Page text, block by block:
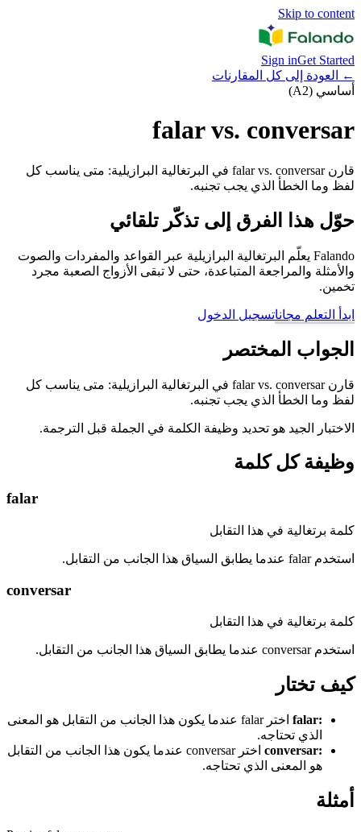
Skip to content
Sign inGet Started
←
العودة إلى كل المقارنات
أساسي (A2)
falar vs. conversar
قارن falar vs. conversar في البرتغالية البرازيلية: متى يناسب كل
لفظ وما الخطأ الذي يجب تجنبه.
حوّل هذا الفرق إلى تذكّر تلقائي
Falando يعلّم البرتغالية البرازيلية عبر القواعد والمفردات والصوت
والأمثلة والمراجعة المتباعدة، حتى لا تبقى الأزواج الصعبة مجرد
تخمين.
ابدأ التعلم مجاناتسجيل الدخول
الجواب المختصر
قارن falar vs. conversar في البرتغالية البرازيلية: متى يناسب كل
لفظ وما الخطأ الذي يجب تجنبه.
الاختبار الجيد هو تحديد وظيفة الكلمة في الجملة قبل الترجمة.
وظيفة كل كلمة
falar
كلمة برتغالية في هذا التقابل
استخدم falar عندما يطابق السياق هذا الجانب من التقابل.
conversar
كلمة برتغالية في هذا التقابل
استخدم conversar عندما يطابق السياق هذا الجانب من التقابل.
كيف تختار
falar:
اختر falar عندما يكون هذا الجانب من التقابل هو المعنى
الذي تحتاجه.
conversar:
اختر conversar عندما يكون هذا الجانب من التقابل
هو المعنى الذي تحتاجه.
أمثلة